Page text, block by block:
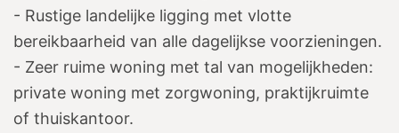
- Rustige landelijke ligging met vlotte
bereikbaarheid van alle dagelijkse voorzieningen.
- Zeer ruime woning met tal van mogelijkheden:
private woning met zorgwoning, praktijkruimte
of thuiskantoor.